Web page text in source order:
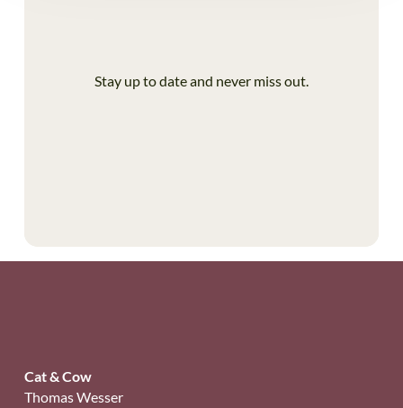
Stay up to date and never miss out.
Cat & Cow
Thomas Wesser